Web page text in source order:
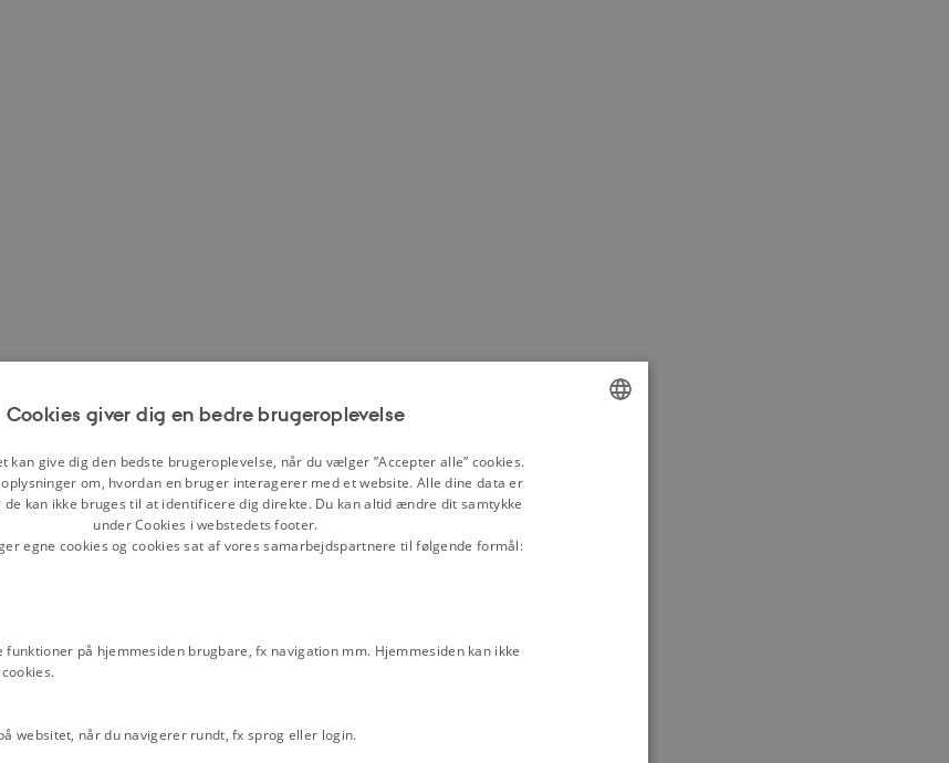
]
Cookies giver dig en bedre brugeroplevelse
kan give dig den bedste brugeroplevelse, når du vælger ”Accepter alle” cookies.
om, hvordan en bruger interagerer med et website. Alle dine data er
de kan ikke bruges til at identificere dig direkte. Du kan altid ændre dit samtykke
under Cookies i webstedets footer.
egne cookies og cookies sat af vores samarbejdspartnere til følgende formål:
på hjemmesiden brugbare, fx navigation mm. Hjemmesiden kan ikke
websitet, når du navigerer rundt, fx sprog eller login.